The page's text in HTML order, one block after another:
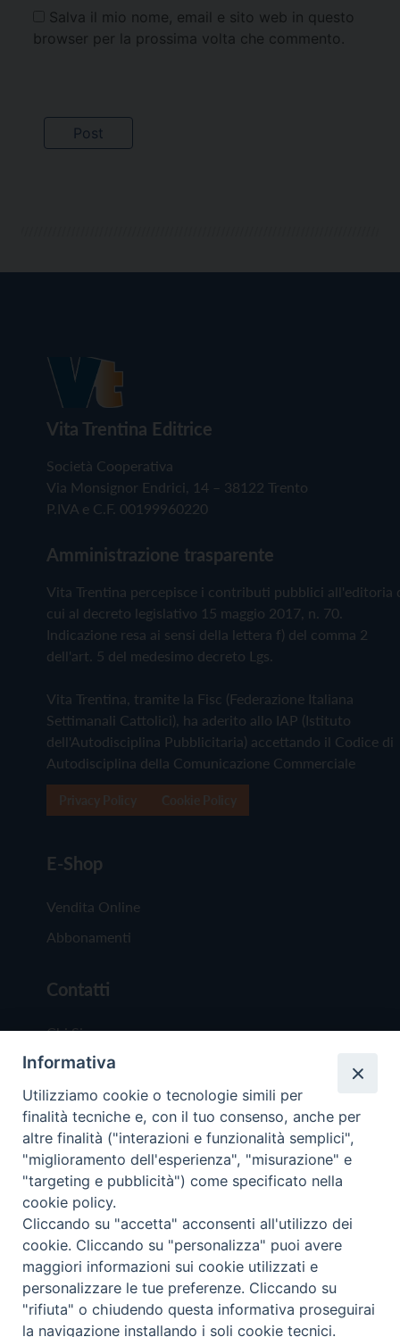
Salva il mio nome, email e sito web in questo
browser per la prossima volta che commento.
Vita Trentina Editrice
Società Cooperativa
Via Monsignor Endrici, 14 – 38122 Trento
P.IVA e C.F. 00199960220
Amministrazione trasparente
Vita Trentina percepisce i contributi pubblici all'editoria
cui al decreto legislativo 15 maggio 2017, n. 70.
Indicazione resa ai sensi della lettera f) del comma 2
dell'art. 5 del medesimo decreto Lgs.
Vita Trentina, tramite la Fisc (Federazione Italiana
Settimanali Cattolici), ha aderito allo IAP (Istituto
dell'Autodisciplina Pubblicitaria) accettando il Codice di
Autodisciplina della Comunicazione Commerciale
E-Shop
Vendita Online
Abbonamenti
Contatti
Chi Siamo
Redazione
Scrivici
Copyright © 2019 - Tutti i diritti riservati - Vita
Trentina Editrice
Privacy Policy
Torna
Informativa
Utilizziamo cookie o tecnologie simili per
finalità tecniche e, con il tuo consenso, anche per
altre finalità ("interazioni e funzionalità semplici",
"miglioramento dell'esperienza", "misurazione" e
"targeting e pubblicità") come specificato nella
cookie policy.
Cliccando su "accetta" acconsenti all'utilizzo dei
cookie. Cliccando su "personalizza" puoi avere
maggiori informazioni sui cookie utilizzati e
personalizzare le tue preferenze. Cliccando su
"rifiuta" o chiudendo questa informativa proseguirai
la navigazione installando i soli cookie tecnici.